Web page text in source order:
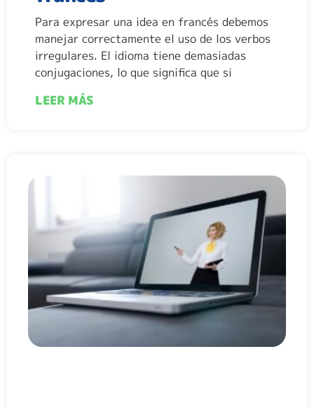
Para expresar una idea en francés debemos
manejar correctamente el uso de los verbos
irregulares. El idioma tiene demasiadas
conjugaciones, lo que significa que si
LEER MÁS